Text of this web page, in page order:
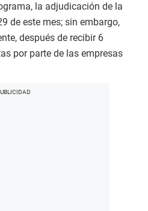
la adjudicación de la
de este mes; sin embargo,
después de recibir 6
por parte de las empresas